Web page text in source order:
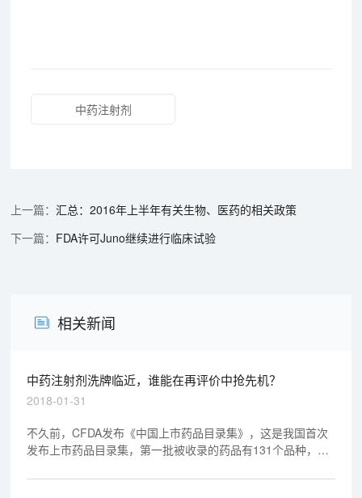
中药注射剂
汇总：2016年上半年有关生物、医药的相关政策
FDA许可Juno继续进行临床试验
相关新闻
中药注射剂洗牌临近，谁能在再评价中抢先机？
2018-01-31
不久前，CFDA发布《中国上市药品目录集》，这是我国首次
发布上市药品目录集，第一批被收录的药品有131个品种，